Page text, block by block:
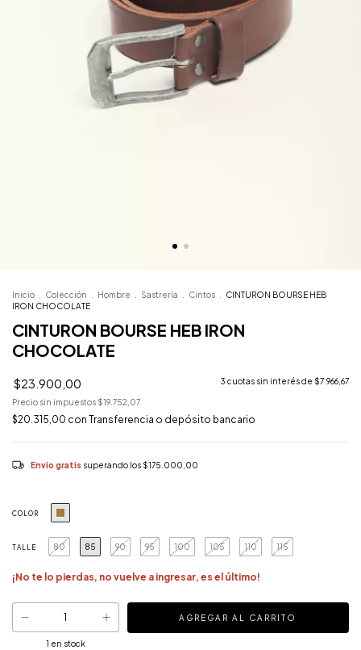
Inicio Colección Hombre Sastrería Cintos
CINTURON BOURSE HEB
IRON CHOCOLATE
CINTURON BOURSE HEB IRON
CHOCOLATE
$23.900,00 3 cuotas sin interés de $7.966,67
Precio sin impuestos $19.752,07
$20.315,00 con Transferencia o depósito bancario
Envío gratis superando los $175.000,00
COLOR
TALLE 80 85 90 95 100 105 110 115
¡No te lo pierdas, no vuelve a ingresar, es el último!
1 en stock